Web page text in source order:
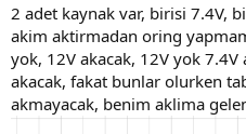
l
a
t
a
n
r
i
h
i
2 adet kaynak var, birisi 7.4V,
akim aktirmadan oring
yok, 12V akacak, 12V yok
akacak, fakat bunlar olurken
akmayacak, benim aklima